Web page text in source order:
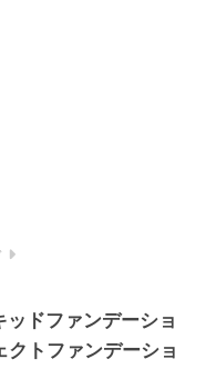
ッドファンデーショ
クトファンデーショ